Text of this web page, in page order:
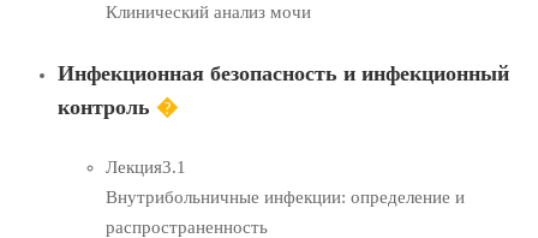
Клинический анализ мочи
Инфекционная безопасность и инфекционный
контроль �
Лекция3.1
Внутрибольничные инфекции: определение и
распространенность